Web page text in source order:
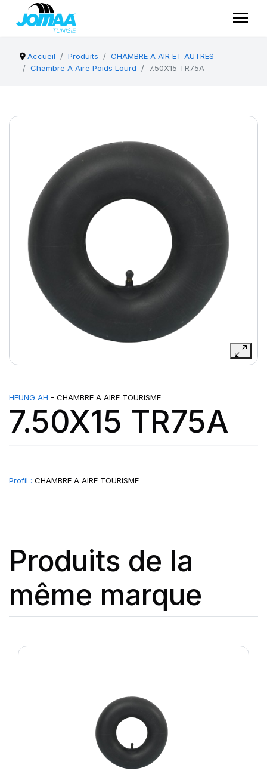
Accueil Produits
CHAMBRE A AIR ET AUTRES
Chambre A Aire Poids Lourd
7.50X15 TR75A
HEUNG AH - CHAMBRE A AIRE TOURISME
7.50X15 TR75A
Profil : CHAMBRE A AIRE TOURISME
Produits de la
même marque